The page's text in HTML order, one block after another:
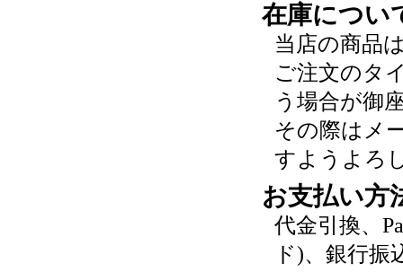
在庫につい
当店の商品
ご注文のタ
う場合が御
その際はメ
すようよろ
お支払い方
代金引換、
ド)、銀行振